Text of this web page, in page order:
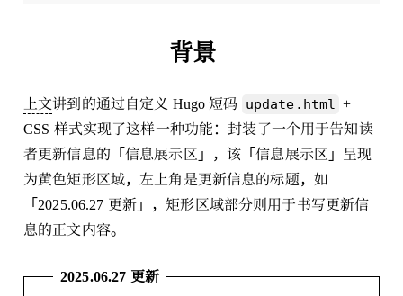
背景
上文讲到的通过自定义 Hugo 短码 update.html +
CSS 样式实现了这样一种功能：封装了一个用于告知读
者更新信息的「信息展示区」，该「信息展示区」呈现
为黄色矩形区域，左上角是更新信息的标题，如
「2025.06.27 更新」，矩形区域部分则用于书写更新信
息的正文内容。
2025.06.27 更新